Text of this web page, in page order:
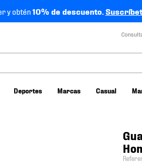
y obtén10% de descuento.
Deportes Marcas Casual